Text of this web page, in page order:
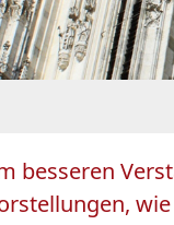
besseren